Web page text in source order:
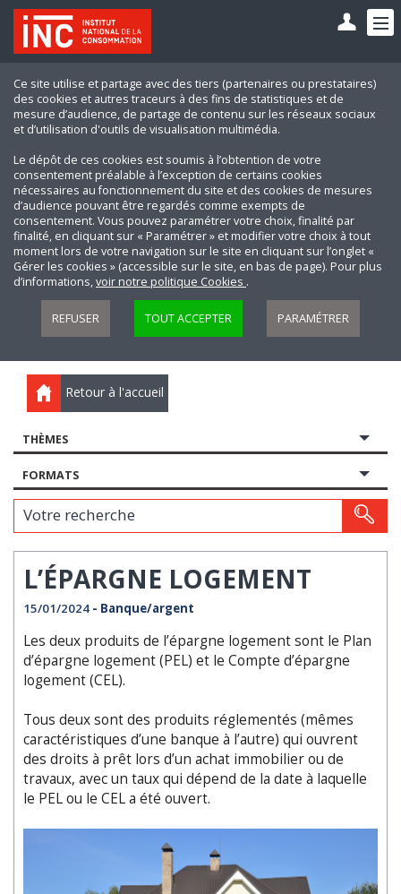
Ce site utilise et partage avec des tiers (partenaires ou prestataires)
des cookies et autres traceurs à des fins de statistiques et de
mesure d’audience, de partage de contenu sur les réseaux sociaux
et d’utilisation d'outils de visualisation multimédia.
Le dépôt de ces cookies est soumis à l’obtention de votre
consentement préalable à l’exception de certains cookies
nécessaires au fonctionnement du site et des cookies de mesures
d’audience pouvant être regardés comme exempts de
consentement. Vous pouvez paramétrer votre choix, finalité par
finalité, en cliquant sur « Paramétrer » et modifier votre choix à tout
moment lors de votre navigation sur le site en cliquant sur l’onglet «
Gérer les cookies » (accessible sur le site, en bas de page). Pour plus
d’informations,voir notre politique Cookies .
REFUSER TOUT ACCEPTER PARAMÉTRER
Retour à l'accueil
THÈMES
FORMATS
Votre recherche
L’ÉPARGNE LOGEMENT
15/01/2024 - Banque/argent
Les deux produits de l’épargne logement sont le Plan
d’épargne logement (PEL) et le Compte d’épargne
logement (CEL).
Tous deux sont des produits réglementés (mêmes
caractéristiques d’une banque à l’autre) qui ouvrent
des droits à prêt lors d’un achat immobilier ou de
travaux, avec un taux qui dépend de la date à laquelle
le PEL ou le CEL a été ouvert.